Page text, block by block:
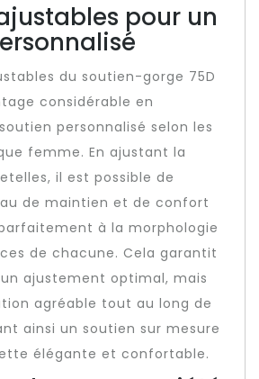
pour un
du soutien-gorge 75D
considérable en
personnalisé selon les
femme. En ajustant la
il est possible de
de maintien et de confort
à la morphologie
de chacune. Cela garantit
ajustement optimal, mais
agréable tout au long de
ainsi un soutien sur mesure
élégante et confortable.